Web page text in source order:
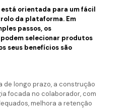
está orientada para um fácil
da plataforma. Em
passos, os
selecionar produtos
seus benefícios são
de longo prazo, a construção
focada no colaborador, com
melhora a retenção